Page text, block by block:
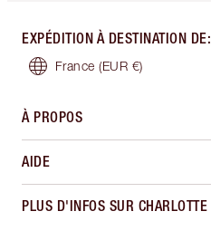
EXPÉDITION À DESTINATION DE:
France (EUR €)
À PROPOS
AIDE
PLUS D'INFOS SUR CHARLOTTE